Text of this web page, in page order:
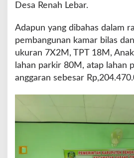
T
t
k
N
l
Desa Renah Lebar.
Adapun yang dibahas dalam
pembangunan kamar bilas
ukuran 7X2M, TPT 18M,
lahan parkir 80M, atap lahan
anggaran sebesar